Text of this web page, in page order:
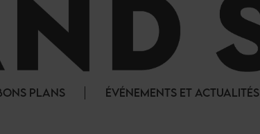
PLANS ÉVÉNEMENTS ET ACTUALITÉS